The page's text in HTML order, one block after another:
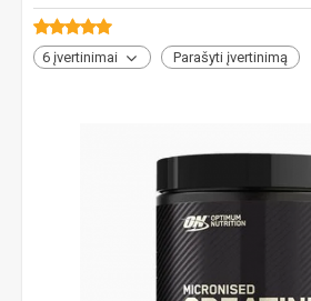
6 įvertinimai Parašyti įvertinimą